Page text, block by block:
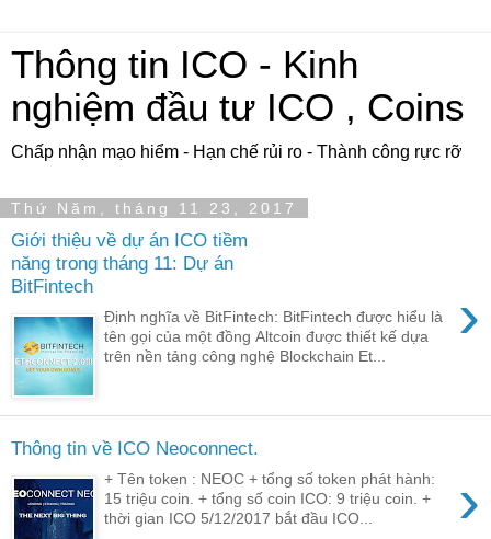
Thông tin ICO - Kinh
nghiệm đầu tư ICO , Coins
Chấp nhận mạo hiểm - Hạn chế rủi ro - Thành công rực rỡ
Thứ Năm, tháng 11 23, 2017
Giới thiệu về dự án ICO tiềm
năng trong tháng 11: Dự án
BitFintech
›
Định nghĩa về BitFintech: BitFintech được hiểu là
tên gọi của một đồng Altcoin được thiết kế dựa
trên nền tảng công nghệ Blockchain Et...
Thông tin về ICO Neoconnect.
›
+ Tên token : NEOC + tổng số token phát hành:
15 triệu coin. + tổng số coin ICO: 9 triệu coin. +
thời gian ICO 5/12/2017 bắt đầu ICO...